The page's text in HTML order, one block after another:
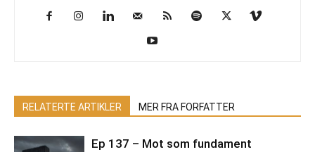
RELATERTE ARTIKLER MER FRA FORFATTER
Ep 137 – Mot som fundament